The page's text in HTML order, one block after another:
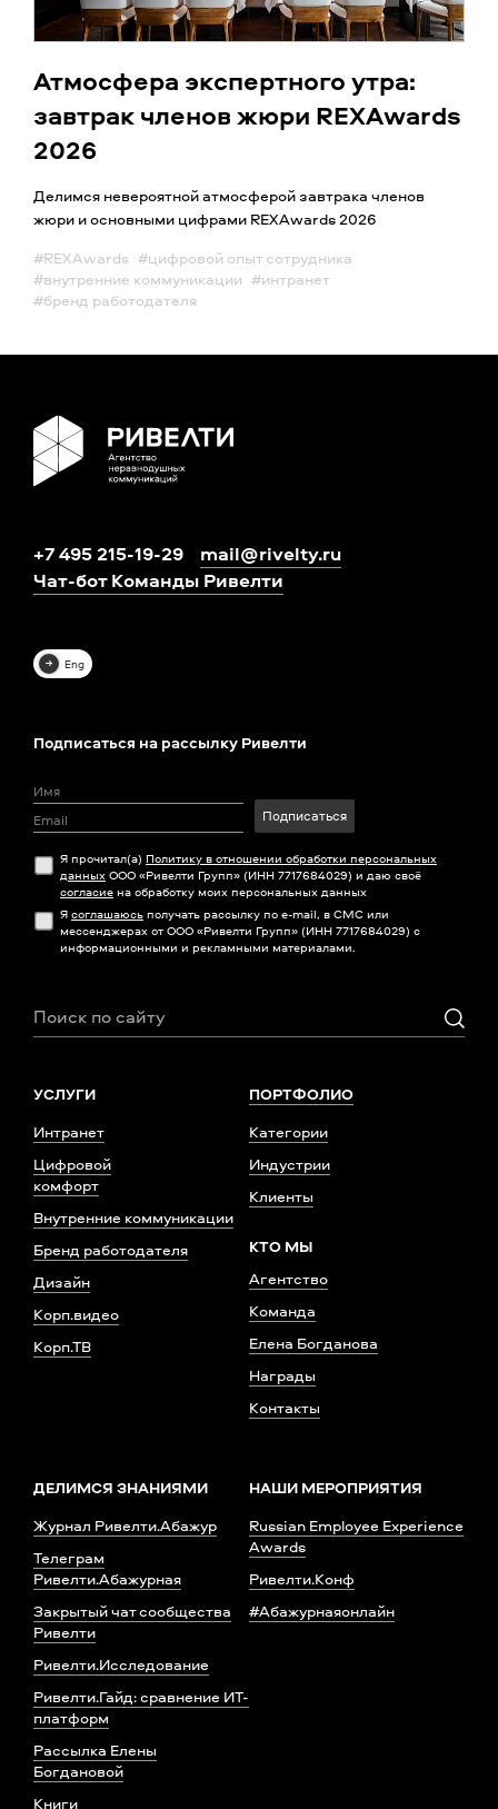
Атмосфера экспертного утра:
завтрак членов жюри REXAwards
2026
Делимся невероятной атмосферой завтрака членов
жюри и основными цифрами REXAwards 2026
#REXAwards #цифровой опыт сотрудника
#внутренние коммуникации #интранет
#бренд работодателя
+7 495 215-19-29
mail@rivelty.ru
Чат-бот Команды Ривелти
Eng
УСЛУГИ
Интранет
Цифровой
комфорт
Внутренние коммуникации
Бренд работодателя
Дизайн
Корп.видео
Корп.ТВ
ПОРТФОЛИО
Категории
Индустрии
Клиенты
КТО МЫ
Агентство
Команда
Елена Богданова
Награды
Контакты
ДЕЛИМСЯ ЗНАНИЯМИ
Журнал Ривелти.Абажур
Телеграм
Ривелти.Абажурная
Закрытый чат сообщества
Ривелти
Ривелти.Исследование
Ривелти.Гайд: сравнение ИТ-
платформ
Рассылка Елены
Богдановой
Книги
НАШИ МЕРОПРИЯТИЯ
Russian Employee Experience
Awards
Ривелти.Конф
#Абажурнаяонлайн
Подписаться на рассылку Ривелти
Подписаться
Я прочитал(а) Политику в отношении обработки персональных
данных ООО «Ривелти Групп» (ИНН 7717684029) и даю своё
согласие на обработку моих персональных данных
Я соглашаюсь получать рассылку по e-mail, в СМС или
мессенджерах от ООО «Ривелти Групп» (ИНН 7717684029) с
информационными и рекламными материалами.